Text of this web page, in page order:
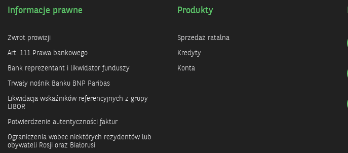
Informacje prawne
Zwrot prowizji
Art. 111 Prawa bankowego
Bank reprezentant i likwidator funduszy
Trwały nośnik Banku BNP Paribas
Likwidacja wskaźników referencyjnych z grupy
LIBOR
Potwierdzenie autentyczności faktur
Ograniczenia wobec niektórych rezydentów lub
obywateli Rosji oraz Białorusi
Produkty
Sprzedaż ratalna
Kredyty
Konta